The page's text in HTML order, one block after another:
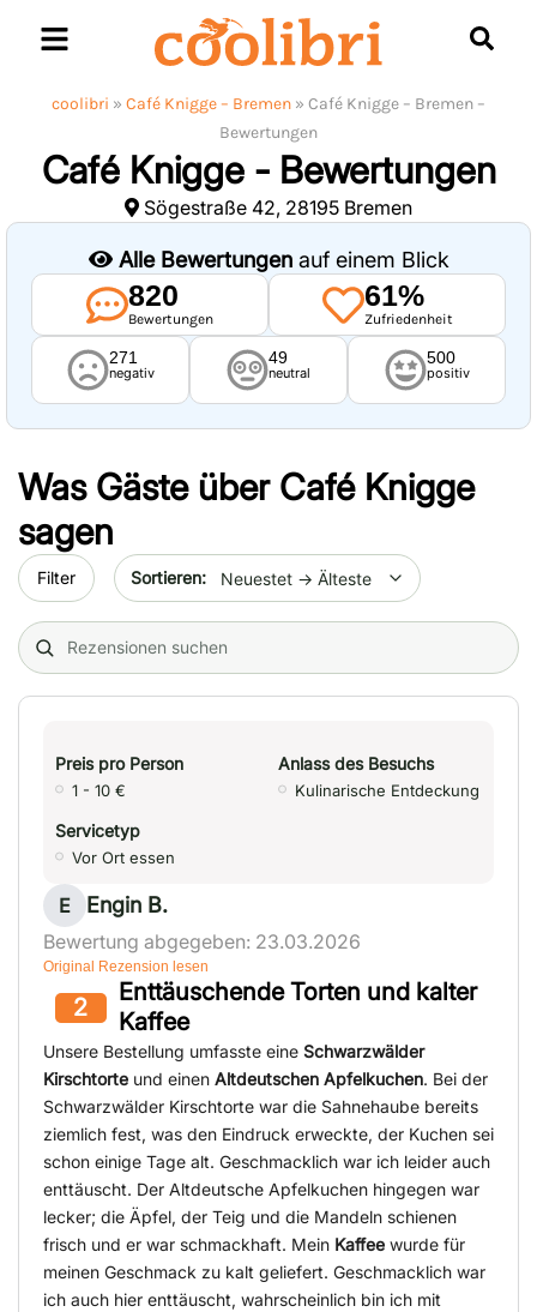
coolibri » Café Knigge – Bremen » Café Knigge – Bremen –
Bewertungen
Café Knigge - Bewertungen
Sögestraße 42, 28195 Bremen
Alle Bewertungenauf einem Blick
820
Bewertungen
61%
Zufriedenheit
271
negativ
49
neutral
500
positiv
Was Gäste über Café Knigge
sagen
Filter Sort by date
Search (title/text)
Preis pro Person
1 - 10 €
Anlass des Besuchs
Kulinarische Entdeckung
Servicetyp
Vor Ort essen
E Engin B.
Bewertung abgegeben: 23.03.2026
Original Rezension lesen
2
Enttäuschende Torten und kalter
Kaffee
Unsere Bestellung umfasste eine Schwarzwälder
Kirschtorte und einen Altdeutschen Apfelkuchen. Bei der
Schwarzwälder Kirschtorte war die Sahnehaube bereits
ziemlich fest, was den Eindruck erweckte, der Kuchen sei
schon einige Tage alt. Geschmacklich war ich leider auch
enttäuscht. Der Altdeutsche Apfelkuchen hingegen war
lecker; die Äpfel, der Teig und die Mandeln schienen
frisch und er war schmackhaft. Mein Kaffee wurde für
meinen Geschmack zu kalt geliefert. Geschmacklich war
ich auch hier enttäuscht, wahrscheinlich bin ich mit